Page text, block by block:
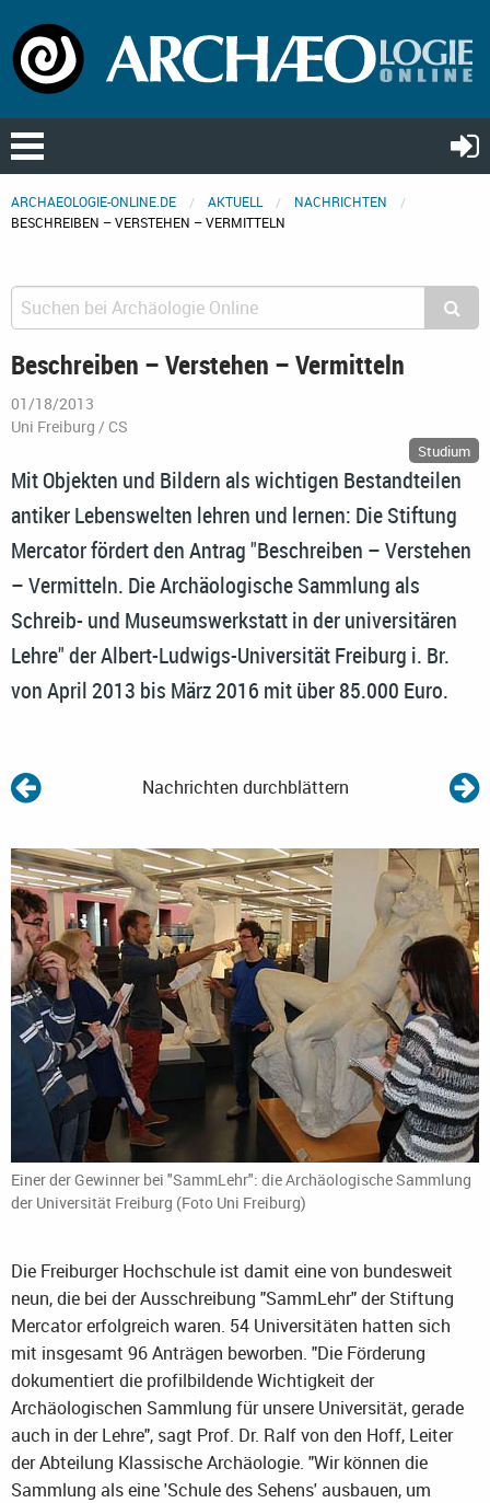
ARCHAEOLOGIE-ONLINE.DE AKTUELL
NACHRICHTEN
BESCHREIBEN – VERSTEHEN – VERMITTELN
Beschreiben – Verstehen – Vermitteln
01/18/2013
Uni Freiburg / CS
Studium
Mit Objekten und Bildern als wichtigen Bestandteilen
antiker Lebenswelten lehren und lernen: Die Stiftung
Mercator fördert den Antrag "Beschreiben – Verstehen
– Vermitteln. Die Archäologische Sammlung als
Schreib- und Museumswerkstatt in der universitären
Lehre" der Albert-Ludwigs-Universität Freiburg i. Br.
von April 2013 bis März 2016 mit über 85.000 Euro.
Nachrichten durchblättern
Einer der Gewinner bei "SammLehr": die Archäologische Sammlung
der Universität Freiburg (Foto Uni Freiburg)
Die Freiburger Hochschule ist damit eine von bundesweit
neun, die bei der Ausschreibung "SammLehr" der Stiftung
Mercator erfolgreich waren. 54 Universitäten hatten sich
mit insgesamt 96 Anträgen beworben. "Die Förderung
dokumentiert die profilbildende Wichtigkeit der
Archäologischen Sammlung für unsere Universität, gerade
auch in der Lehre", sagt Prof. Dr. Ralf von den Hoff, Leiter
der Abteilung Klassische Archäologie. "Wir können die
Sammlung als eine 'Schule des Sehens' ausbauen, um